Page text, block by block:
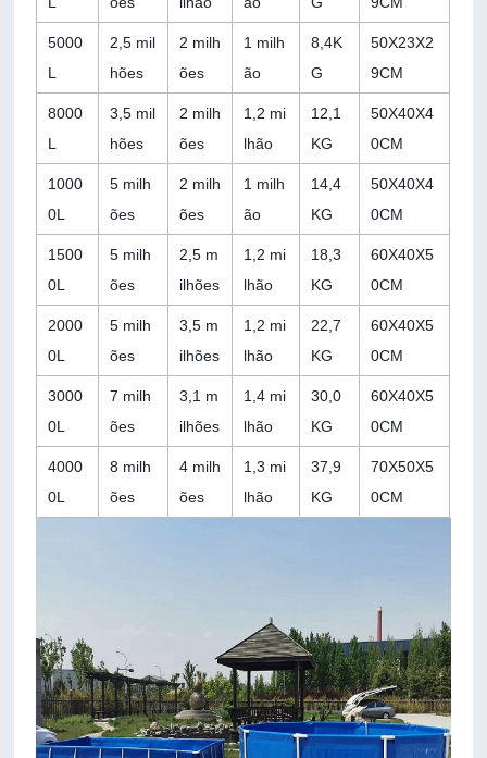
5000
L
2,5 mil
hões
2 milh
ões
1 milh
ão
8,4K
G
50X23X2
9CM
8000
L
3,5 mil
hões
2 milh
ões
1,2 mi
lhão
12,1
KG
50X40X4
0CM
1000
0L
5 milh
ões
2 milh
ões
1 milh
ão
14,4
KG
50X40X4
0CM
1500
0L
5 milh
ões
2,5 m
ilhões
1,2 mi
lhão
18,3
KG
60X40X5
0CM
2000
0L
5 milh
ões
3,5 m
ilhões
1,2 mi
lhão
22,7
KG
60X40X5
0CM
3000
0L
7 milh
ões
3,1 m
ilhões
1,4 mi
lhão
30,0
KG
60X40X5
0CM
4000
0L
8 milh
ões
4 milh
ões
1,3 mi
lhão
37,9
KG
70X50X5
0CM